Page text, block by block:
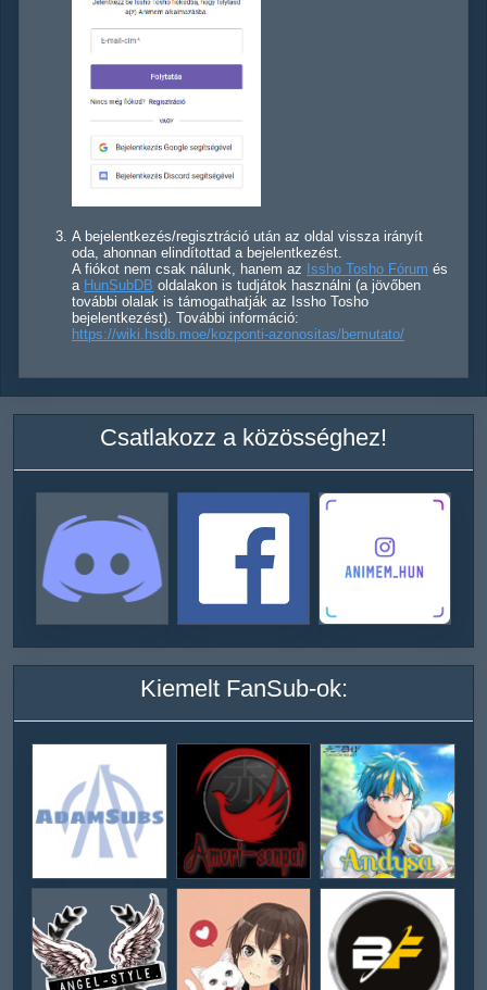
A bejelentkezés/regisztráció után az oldal vissza irányít
oda, ahonnan elindítottad a bejelentkezést.
A fiókot nem csak nálunk, hanem az Issho Tosho Fórum és
a HunSubDB oldalakon is tudjátok használni (a jövőben
további olalak is támogathatják az Issho Tosho
bejelentkezést). További információ:
https://wiki.hsdb.moe/kozponti-azonositas/bemutato/
Csatlakozz a közösséghez!
Kiemelt FanSub-ok: